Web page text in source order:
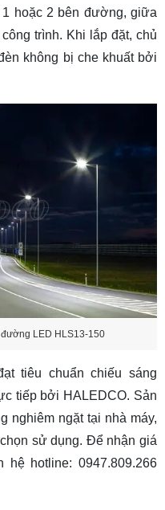
hoặc 2 bên đường, giữa
trình. Khi lắp đặt, chủ
không bị che khuất bởi
LED HLS13-150
tiêu chuẩn chiếu sáng
tiếp bởi HALEDCO. Sản
nghiêm ngặt tại nhà máy,
sử dụng. Để nhận giá
hotline: 0947.809.266